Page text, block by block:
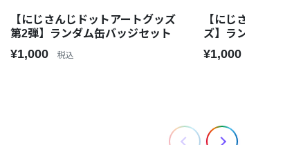
【にじさんじドットアートグッズ
第2弾】ランダム缶バッジセット
¥1,000 税込
【にじさんじドッ
ズ】ランダム缶バ
¥1,000